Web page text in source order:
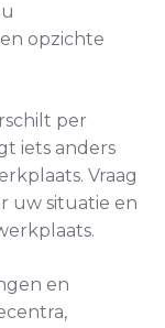
opzichte
per
iets anders
Vraag
uw situatie en
en